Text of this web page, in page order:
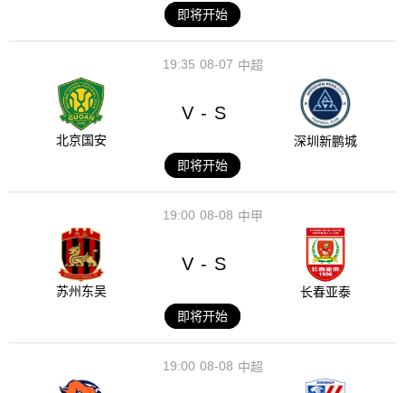
即将开始
08-07
19:35 中超
北京国安
V - S
深圳新鹏城
即将开始
08-08
19:00 中甲
苏州东吴
V - S
长春亚泰
即将开始
08-08
19:00 中超